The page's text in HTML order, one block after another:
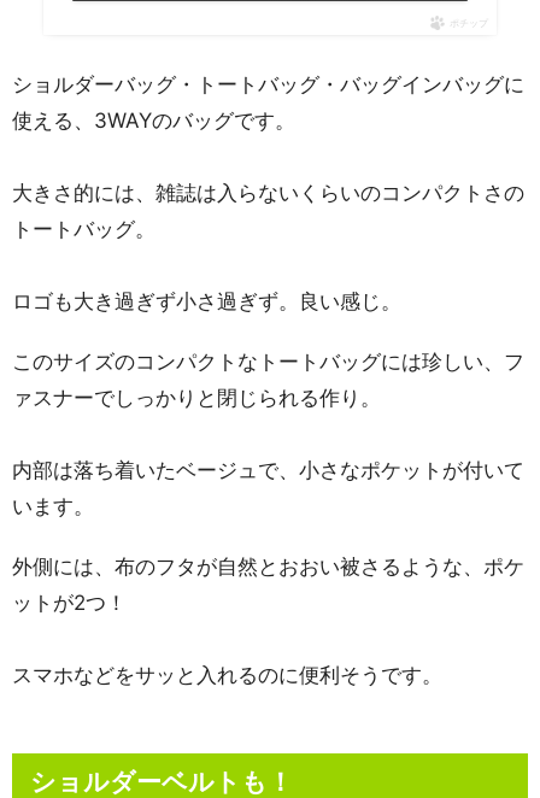
ポチップ
ショルダーバッグ・トートバッグ・バッグインバッグに
使える、3WAYのバッグです。
大きさ的には、雑誌は入らないくらいのコンパクトさの
トートバッグ。
ロゴも大き過ぎず小さ過ぎず。良い感じ。
このサイズのコンパクトなトートバッグには珍しい、フ
ァスナーでしっかりと閉じられる作り。
内部は落ち着いたベージュで、小さなポケットが付いて
います。
外側には、布のフタが自然とおおい被さるような、ポケ
ットが2つ！
スマホなどをサッと入れるのに便利そうです。
ショルダーベルトも！